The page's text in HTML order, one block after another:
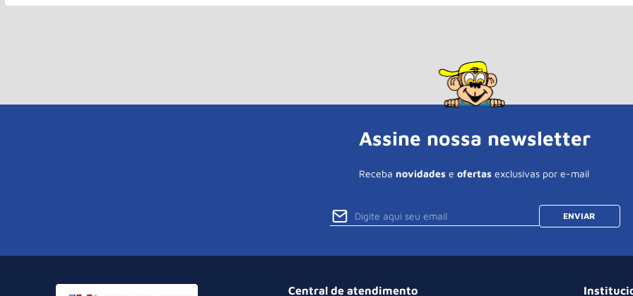
Assine nossa newsletter
Receba novidades e ofertas exclusivas por e-mail
ENVIAR
Central de atendimento